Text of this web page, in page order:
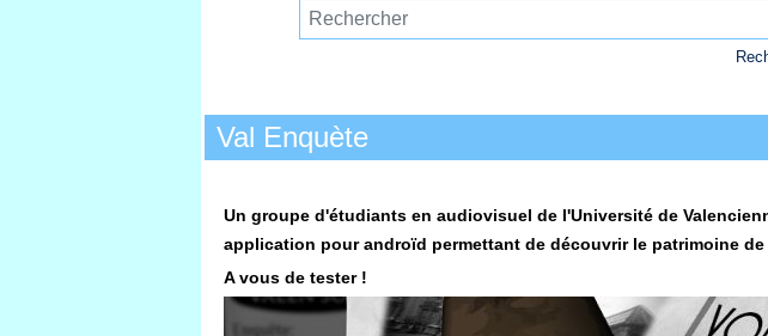
Val Enquète
Un groupe d'étudiants en audiovisuel de l'Université de
application pour androïd permettant de découvrir le patrimoine de
A vous de tester !